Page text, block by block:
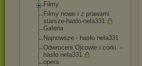
Filmy
Filmy nowe i z prawami
starsze-hasło-nel a331
Galeria
Najnowsze - hasło nela331
Odwroceni.Ojcowie.i.corki. -
hasło nela331
opera